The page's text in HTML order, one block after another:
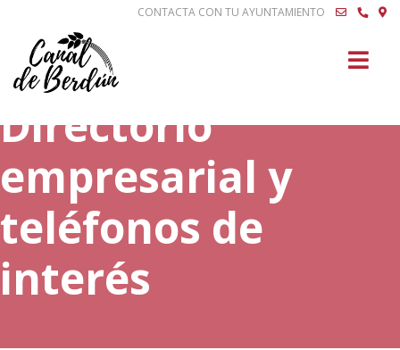
CONTACTA CON TU AYUNTAMIENTO
Directorio
empresarial y
teléfonos de
interés